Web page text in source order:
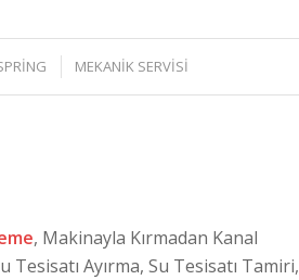
MEKANİK SERVİSİ
, Makinayla Kırmadan Kanal
Tesisatı Ayırma, Su Tesisatı Tamiri,